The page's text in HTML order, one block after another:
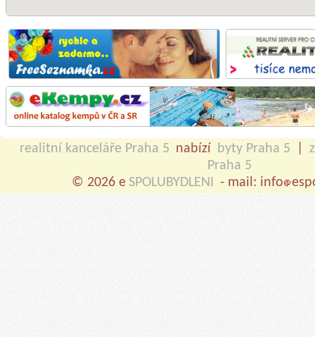
realitní kanceláře Praha 5 nabízí byty Praha 5
Praha 5
© 2026 e SPOLUBYDLENI - mail: info